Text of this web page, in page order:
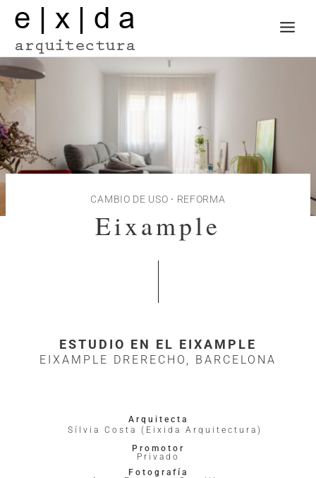
CAMBIO DE USO · REFORMA
Eixample
ESTUDIO EN EL EIXAMPLE
EIXAMPLE DRERECHO, BARCELONA
Arquitecta
Sílvia Costa (Eixida Arquitectura)
Promotor
Privado
Fotografía